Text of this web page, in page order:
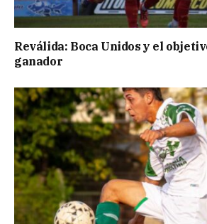
Reválida: Boca Unidos y el
ganador